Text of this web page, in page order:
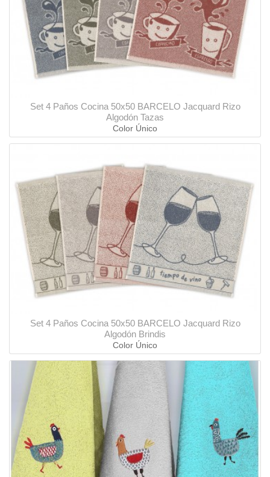
Set 4 Paños Cocina 50x50 BARCELO Jacquard Rizo
Algodón Tazas
Color Único
Set 4 Paños Cocina 50x50 BARCELO Jacquard Rizo
Algodón Brindis
Color Único